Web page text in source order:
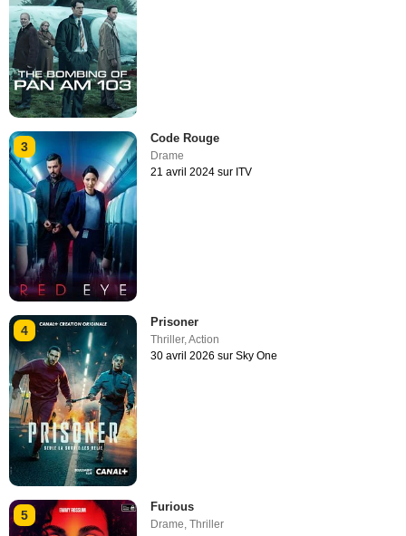
3
Code Rouge
Drame
21 avril 2024 sur ITV
4
Prisoner
Thriller,Action
30 avril 2026 sur Sky One
5
Furious
Drame ,Thriller